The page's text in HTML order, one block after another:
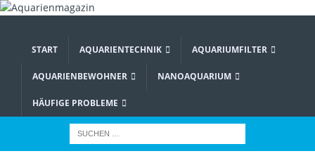
START AQUARIENTECHNIK AQUARIUMFILTER
AQUARIENBEWOHNER NANOAQUARIUM
HÄUFIGE PROBLEME